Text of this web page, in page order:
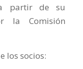
partir de su
la Comisión
los socios: